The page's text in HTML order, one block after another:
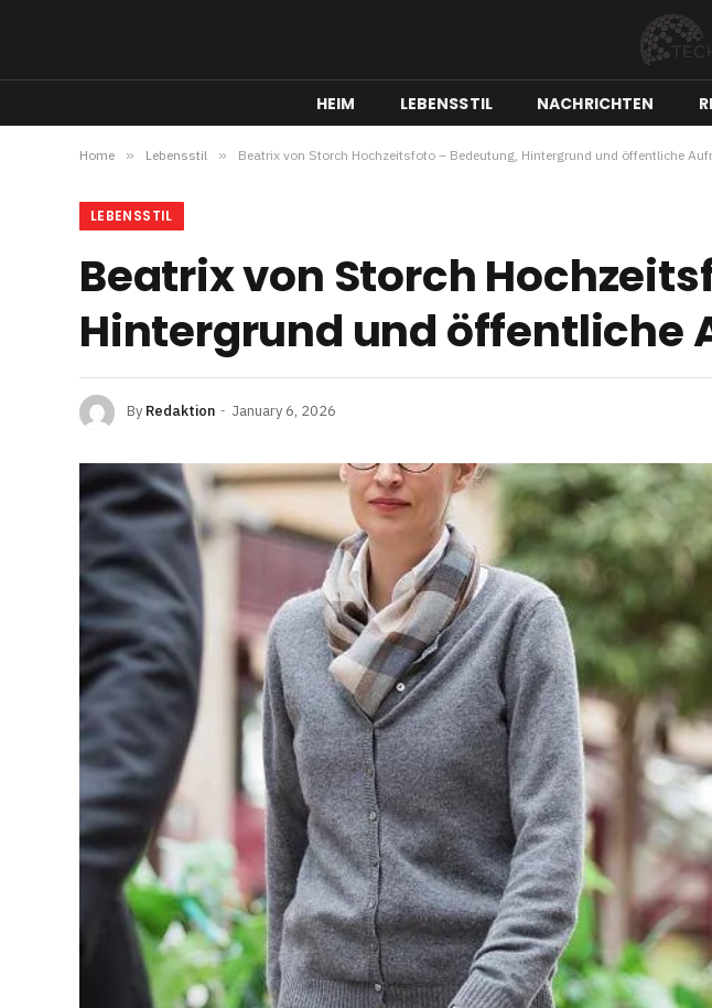
HEIM LEBENSSTIL NACHRICHTEN
Home » Lebensstil » Beatrix von Storch Hochzeitsfoto – Bedeutung, Hintergrund und öffentliche
LEBENSSTIL
Beatrix von Storch
Hintergrund und öffentliche
By Redaktion January 6, 2026